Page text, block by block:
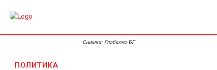
Снимка: Глобално БГ
ПОЛИТИКА